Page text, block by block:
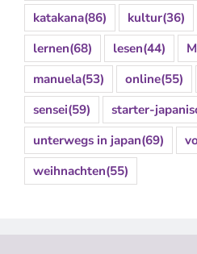
katakana(86) kultur(36)
lernen(68) lesen(44)
manuela(53) online(55)
sensei(59) starter-
unterwegs in japan(69)
weihnachten(55)